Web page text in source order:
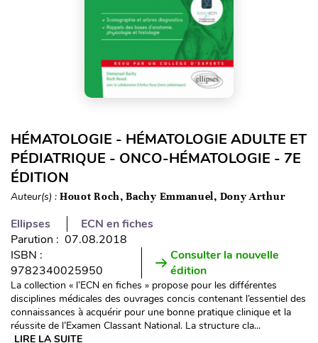
HÉMATOLOGIE - HÉMATOLOGIE ADULTE ET
PÉDIATRIQUE - ONCO-HÉMATOLOGIE - 7E
ÉDITION
Auteur(s) : Houot Roch, Bachy Emmanuel, Dony Arthur
Ellipses
ECN en fiches
Parution : 07.08.2018
ISBN :
9782340025950
Consulter la nouvelle
édition
La collection « l’ECN en fiches » propose pour les différentes
disciplines médicales des ouvrages concis contenant l’essentiel des
connaissances à acquérir pour une bonne pratique clinique et la
réussite de l’Examen Classant National. La structure cla...
LIRE LA SUITE